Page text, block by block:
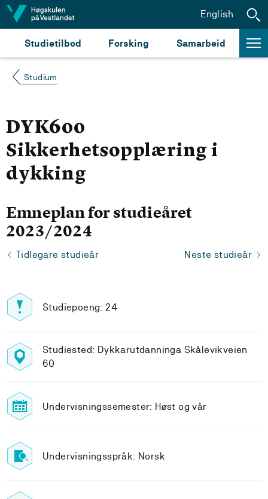
Hopp til innhald
Studietilbod Forsking Samarbeid
English
Studium
DYK600
Sikkerhetsopplæring i
dykking
Emneplan for studieåret
2023/2024
Tidlegare studieår Neste studieår
Studiepoeng: 24
Studiested: Dykkarutdanninga Skålevikveien
60
Undervisningssemester: Høst og vår
Undervisningsspråk: Norsk